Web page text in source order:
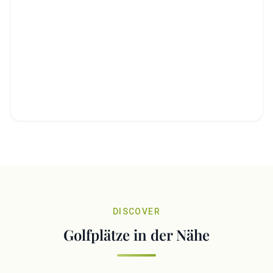
DISCOVER
Golfplätze in der Nähe